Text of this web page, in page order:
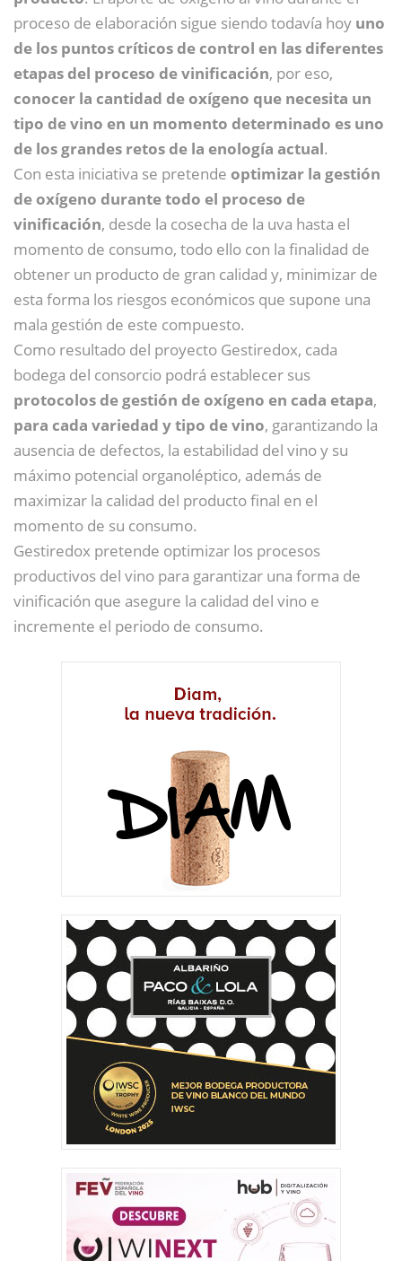
proceso de elaboración sigue siendo todavía hoy uno
de los puntos críticos de control en las diferentes
etapas del proceso de vinificación, por eso,
conocer la cantidad de oxígeno que necesita un
tipo de vino en un momento determinado es uno
de los grandes retos de la enología actual.
Con esta iniciativa se pretende optimizar la gestión
de oxígeno durante todo el proceso de
vinificación, desde la cosecha de la uva hasta el
momento de consumo, todo ello con la finalidad de
obtener un producto de gran calidad y, minimizar de
esta forma los riesgos económicos que supone una
mala gestión de este compuesto.
Como resultado del proyecto Gestiredox, cada
bodega del consorcio podrá establecer sus
protocolos de gestión de oxígeno en cada etapa,
para cada variedad y tipo de vino, garantizando la
ausencia de defectos, la estabilidad del vino y su
máximo potencial organoléptico, además de
maximizar la calidad del producto final en el
momento de su consumo.
Gestiredox pretende optimizar los procesos
productivos del vino para garantizar una forma de
vinificación que asegure la calidad del vino e
incremente el periodo de consumo.